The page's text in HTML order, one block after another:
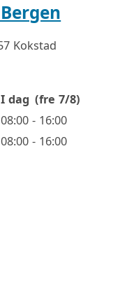
Kokstad
I dag (fre 7/8)
08:00 - 16:00
08:00 - 16:00